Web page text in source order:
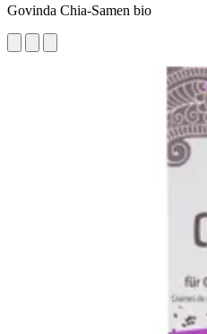
Govinda Chia-Samen bio